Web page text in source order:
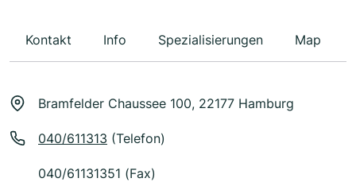
Kontakt Info Spezialisierungen Map
Bramfelder Chaussee 100, 22177 Hamburg
040/611313 (Telefon)
040/61131351 (Fax)